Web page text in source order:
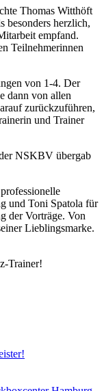
Thomas Witthöft
besonders herzlich,
empfand.
Teilnehmerinnen
von 1-4. Der
dann von allen
zurückzuführen,
und Trainer
NSKBV übergab
und Toni Spatola für
der Vorträge. Von
Lieblingsmarke.
Trainer!